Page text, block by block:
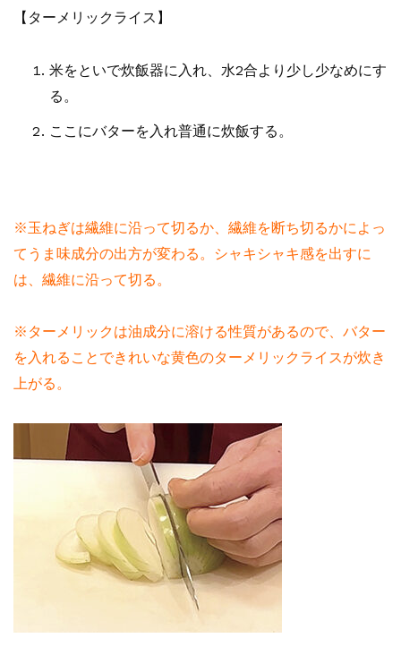
【ターメリックライス】
米をといで炊飯器に入れ、水2合より少し少なめにす
る。
ここにバターを入れ普通に炊飯する。
※玉ねぎは繊維に沿って切るか、繊維を断ち切るかによっ
てうま味成分の出方が変わる。シャキシャキ感を出すに
は、繊維に沿って切る。
※ターメリックは油成分に溶ける性質があるので、バター
を入れることできれいな黄色のターメリックライスが炊き
上がる。